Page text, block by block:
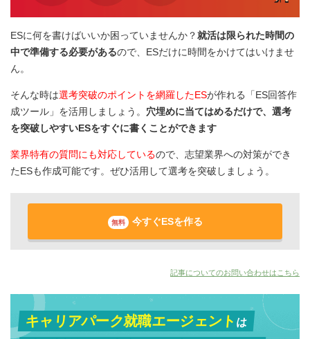
ESに何を書けばいいか困っていませんか？就活は限られた時間の
中で準備する必要があるので、ESだけに時間をかけてはいけませ
ん。
そんな時は選考突破のポイントを網羅したESが作れる「ES回答作
成ツール」を活用しましょう。 穴埋めに当てはめるだけで、選考
を突破しやすいESをすぐに書くことができます
業界特有の質問にも対応しているので、志望業界への対策ができ
たESも作成可能です。ぜひ活用して選考を突破しましょう。
無料 今すぐESを作る
記事についてのお問い合わせはこちら
キャリアパーク就職エージェントは